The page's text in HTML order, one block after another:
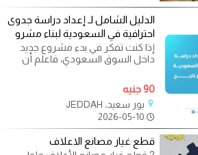
الدليل الشامل لـ إعداد دراسة جدوى
احترافية في السعودية لبناء مشرو
إذا كنت تفكر في بدء مشروع جديد
داخل السوق السعودي، فاعلم أن
الفرق الحقيقي بين مشروع ناجح
ومشروع
90 جنيه
بور سعيد، JEDDAH
قطع غيار مصانع الاعلاف